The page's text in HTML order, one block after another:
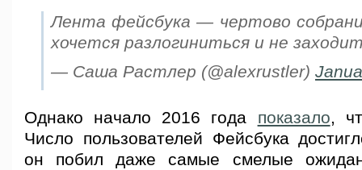
Лента фейсбука — чертово
хочется разлогиниться и не
— Саша Растлер (@alexrustler)
Однако начало 2016 года показало,
Число пользователей Фейсбука
он побил даже самые смелые